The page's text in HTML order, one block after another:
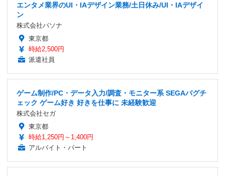
エンタメ業界のUI・IAデザイン業務/土日休み/UI・IAデザイ
ン
株式会社パソナ
東京都
時給2,500円
派遣社員
ゲーム制作/PC・データ入力/調査・モニター系 SEGAバグチ
ェック ゲーム好き 好きを仕事に 未経験歓迎
株式会社セガ
東京都
時給1,250円～1,400円
アルバイト・パート